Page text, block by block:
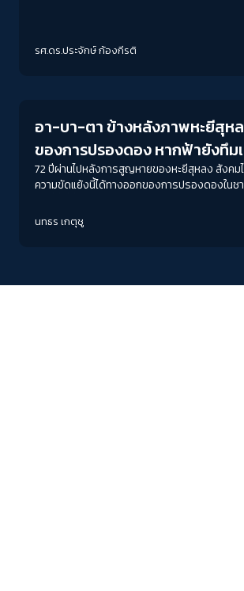
รศ.ดร.ประจักษ์ ก้องกีรติ
อา-บา-ตา ข้างหลังภาพหะยีสุห
ของการปรองดอง หากฟ้ายังทึม
สี
72 ปีผ่านไปหลังการสูญหายของหะยีสุหลง สังคม
ความขัดแย้งนี้ได้ทางออกของการปรองดองในช
ผู้คนในฐานะมนุษย์ไม่ใช่ภัยคุกคามของรัฐ
นทธร เกตุชู
ปกติ มาก